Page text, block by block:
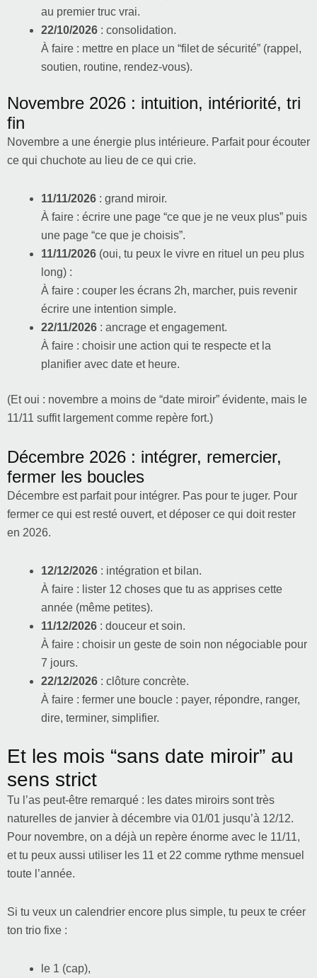
au premier truc vrai.
22/10/2026 : consolidation.
À faire : mettre en place un “filet de sécurité” (rappel,
soutien, routine, rendez-vous).
Novembre 2026 : intuition, intériorité, tri
fin
Novembre a une énergie plus intérieure. Parfait pour écouter
ce qui chuchote au lieu de ce qui crie.
11/11/2026 : grand miroir.
À faire : écrire une page “ce que je ne veux plus” puis
une page “ce que je choisis”.
11/11/2026 (oui, tu peux le vivre en rituel un peu plus
long) :
À faire : couper les écrans 2h, marcher, puis revenir
écrire une intention simple.
22/11/2026 : ancrage et engagement.
À faire : choisir une action qui te respecte et la
planifier avec date et heure.
(Et oui : novembre a moins de “date miroir” évidente, mais le
11/11 suffit largement comme repère fort.)
Décembre 2026 : intégrer, remercier,
fermer les boucles
Décembre est parfait pour intégrer. Pas pour te juger. Pour
fermer ce qui est resté ouvert, et déposer ce qui doit rester
en 2026.
12/12/2026 : intégration et bilan.
À faire : lister 12 choses que tu as apprises cette
année (même petites).
11/12/2026 : douceur et soin.
À faire : choisir un geste de soin non négociable pour
7 jours.
22/12/2026 : clôture concrète.
À faire : fermer une boucle : payer, répondre, ranger,
dire, terminer, simplifier.
Et les mois “sans date miroir” au
sens strict
Tu l’as peut-être remarqué : les dates miroirs sont très
naturelles de janvier à décembre via 01/01 jusqu’à 12/12.
Pour novembre, on a déjà un repère énorme avec le 11/11,
et tu peux aussi utiliser les 11 et 22 comme rythme mensuel
toute l’année.
Si tu veux un calendrier encore plus simple, tu peux te créer
ton trio fixe :
le 1 (cap),